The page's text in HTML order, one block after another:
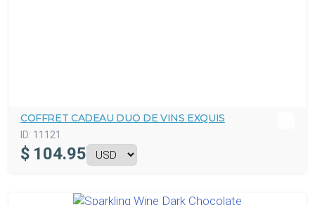
COFFRET CADEAU DUO DE VINS EXQUIS
ID: 11121
$ 104.95